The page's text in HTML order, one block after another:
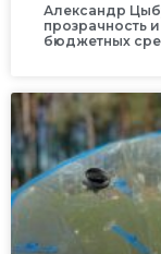
Александр
прозрачность
бюджетных